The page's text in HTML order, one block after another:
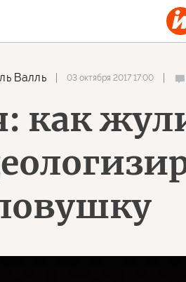
Валль 03 октября 2017 17:00
как